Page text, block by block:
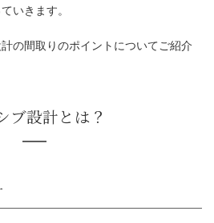
いきます。
の間取りのポイントについてご紹介